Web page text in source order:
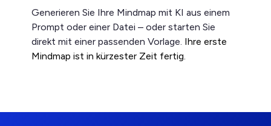
Generieren Sie Ihre Mindmap mit KI aus einem
Prompt oder einer Datei – oder starten Sie
direkt mit einer passenden Vorlage. Ihre erste
Mindmap ist in kürzester Zeit fertig.